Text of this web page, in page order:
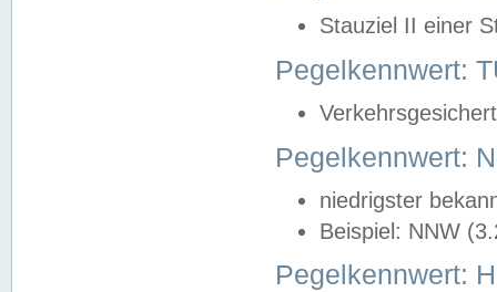
Stauziel II einer
Pegelkennwert:
Pegelkennwert:
niedrigster
Beispiel: NNW
Pegelkennwert: